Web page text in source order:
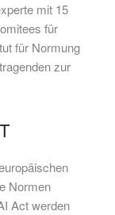
mit 15
für
für Normung
zur
Normen
Act werden